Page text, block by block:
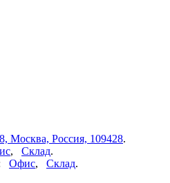
Москва, Россия, 109428.
, Склад.
Офис, Склад.